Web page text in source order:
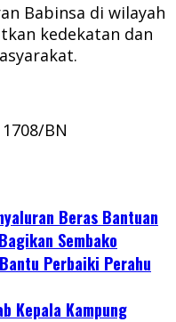
Babinsa di wilayah
kedekatan dan
BN
Beras Bantuan
Sembako
Perbaiki Perahu
Kepala Kampung